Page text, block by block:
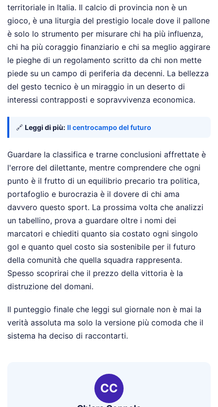
territoriale in Italia. Il calcio di provincia non è un
gioco, è una liturgia del prestigio locale dove il pallone
è solo lo strumento per misurare chi ha più influenza,
chi ha più coraggio finanziario e chi sa meglio aggirare
le pieghe di un regolamento scritto da chi non mette
piede su un campo di periferia da decenni. La bellezza
del gesto tecnico è un miraggio in un deserto di
interessi contrapposti e sopravvivenza economica.
🔗 Leggi di più: Il centrocampo del futuro
Guardare la classifica e trarne conclusioni affrettate è
l'errore del dilettante, mentre comprendere che ogni
punto è il frutto di un equilibrio precario tra politica,
portafoglio e burocrazia è il dovere di chi ama
davvero questo sport. La prossima volta che analizzi
un tabellino, prova a guardare oltre i nomi dei
marcatori e chiediti quanto sia costato ogni singolo
gol e quanto quel costo sia sostenibile per il futuro
della comunità che quella squadra rappresenta.
Spesso scoprirai che il prezzo della vittoria è la
distruzione del domani.
Il punteggio finale che leggi sul giornale non è mai la
verità assoluta ma solo la versione più comoda che il
sistema ha deciso di raccontarti.
CC